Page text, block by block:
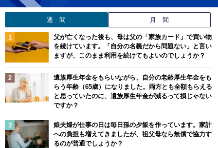
週 間 月 間
父が亡くなった後も、母は父の「家族カード」で買い物
を続けています。「自分の名義だから問題ない」と言い
ますが、このまま利用を続けてもよいのでしょうか？
遺族厚生年金をもらいながら、自分の老齢厚生年金をも
らう年齢（65歳）になりました。両方とも全額もらえる
と思っていたのに、遺族厚生年金が減るって損じゃない
ですか？
娘夫婦が仕事の日は毎日孫の夕飯を作っています。家計
への負担も増えてきましたが、祖父母なら無償で協力す
るのが普通でしょうか？